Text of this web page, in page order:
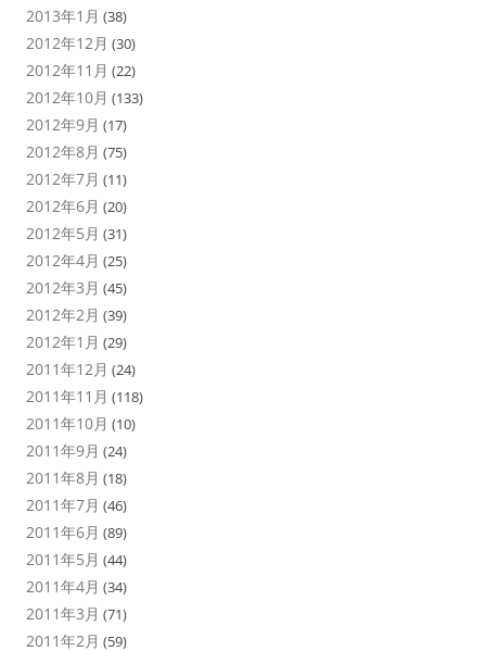
2013年1月 (38)
2012年12月 (30)
2012年11月 (22)
2012年10月 (133)
2012年9月 (17)
2012年8月 (75)
2012年7月 (11)
2012年6月 (20)
2012年5月 (31)
2012年4月 (25)
2012年3月 (45)
2012年2月 (39)
2012年1月 (29)
2011年12月 (24)
2011年11月 (118)
2011年10月 (10)
2011年9月 (24)
2011年8月 (18)
2011年7月 (46)
2011年6月 (89)
2011年5月 (44)
2011年4月 (34)
2011年3月 (71)
2011年2月 (59)